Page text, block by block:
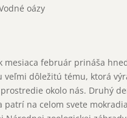
oázy
mesiaca február prináša
veľmi dôležitú tému, ktorá
okolo nás. Druhý
patrí na celom svete